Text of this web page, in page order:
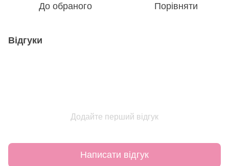
До обраного Порівняти
Відгуки
Додайте перший відгук
Написати відгук